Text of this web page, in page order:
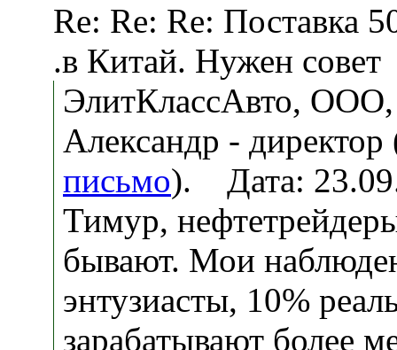
Re: Re: Re: Поставка
.в Китай. Нужен совет
ЭлитКлассАвто, ООО,
Александр - директор
письмо). Дата:
Тимур,
бывают. Мои
энтузиасты, 10%
зарабатывают более